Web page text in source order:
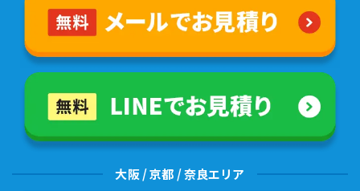
大阪 / 京都 / 奈良エリア